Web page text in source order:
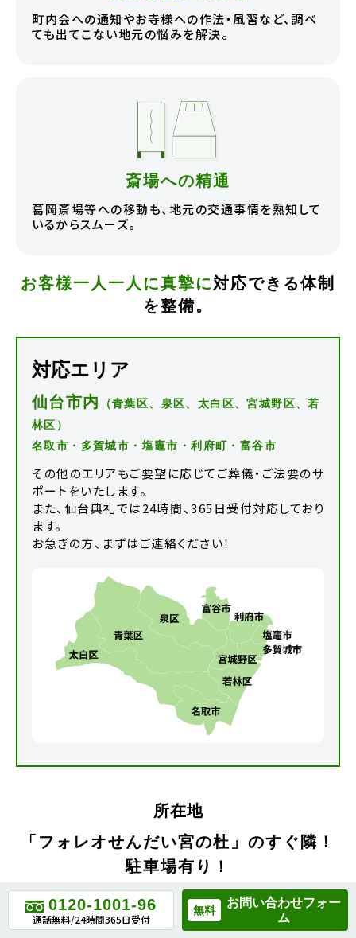
町内会への通知やお寺様への作法・風習など、調べ
ても出てこない地元の悩みを解決。
斎場への精通
葛岡斎場等への移動も、地元の交通事情を熟知して
いるからスムーズ。
お客様一人一人に真摯に対応できる体制
を整備。
対応エリア
仙台市内
（青葉区、泉区、太白区、宮城野区、若
林区）
名取市・多賀城市・塩竈市・利府町・富谷市
その他のエリアもご要望に応じてご葬儀・ご法要のサ
ポートをいたします。
また、仙台典礼では24時間、365日受付対応しており
ます。
お急ぎの方、まずはご連絡ください！
所在地
「フォレオせんだい宮の杜」のすぐ隣！
駐車場有り！
GoogleMap のクチコミにも多くの感謝のお
言葉いただけています。
0120-1001-96
通話無料/24時間365日受付
無料
お問い合わせフォー
ム